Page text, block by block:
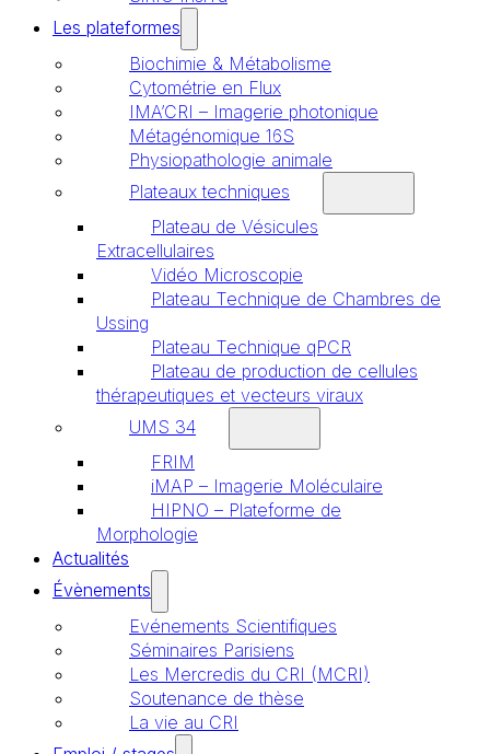
Les plateformes
Biochimie & Métabolisme
Cytométrie en Flux
IMA’CRI – Imagerie photonique
Métagénomique 16S
Physiopathologie animale
Plateaux techniques
Plateau de Vésicules
Extracellulaires
Vidéo Microscopie
Plateau Technique de Chambres de
Ussing
Plateau Technique qPCR
Plateau de production de cellules
thérapeutiques et vecteurs viraux
UMS 34
FRIM
iMAP – Imagerie Moléculaire
HIPNO – Plateforme de
Morphologie
Actualités
Évènements
Evénements Scientifiques
Séminaires Parisiens
Les Mercredis du CRI (MCRI)
Soutenance de thèse
La vie au CRI